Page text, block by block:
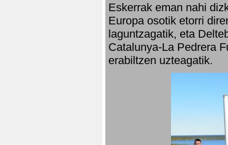
Eskerrak eman nahi
Europa osotik etorri
laguntzagatik, eta
Catalunya-La Pedrera
erabiltzen uzteagatik.